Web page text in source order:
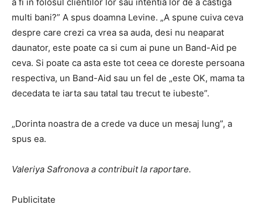
multi bani?” A spus doamna Levine. „A spune cuiva ceva
despre care crezi ca vrea sa auda, desi nu neaparat
daunator, este poate ca si cum ai pune un Band-Aid pe
ceva. Si poate ca asta este tot ceea ce doreste persoana
respectiva, un Band-Aid sau un fel de „este OK, mama ta
decedata te iarta sau tatal tau trecut te iubeste”.
„Dorinta noastra de a crede va duce un mesaj lung”, a
spus ea.
Valeriya Safronova a contribuit la raportare.
Publicitate